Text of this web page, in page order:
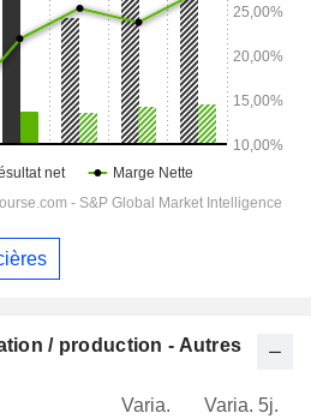
/ production - Autres
Varia. Varia. 5j.